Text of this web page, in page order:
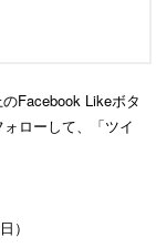
Facebook Likeボタ
ォローして、「ツイ
）